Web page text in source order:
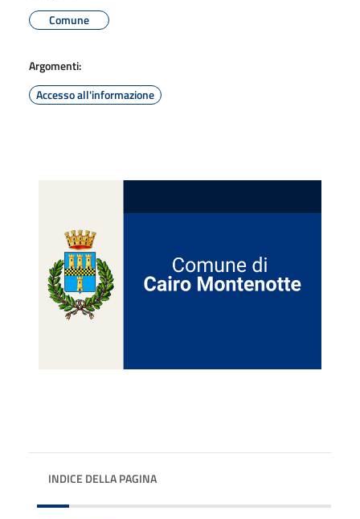
Comune
Argomenti:
Accesso all'informazione
INDICE DELLA PAGINA